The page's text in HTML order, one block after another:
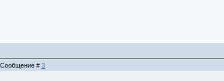
Сообщение # 3